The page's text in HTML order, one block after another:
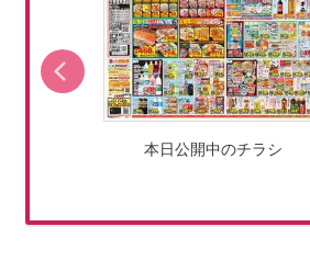
本日公開中のチラシ